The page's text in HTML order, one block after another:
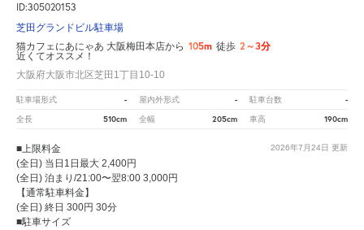
ID:305020153
芝田グランドビル駐車場
猫カフェにあにゃあ 大阪梅田本店から 105m 徒歩 2～3分
近くてオススメ！
大阪府大阪市北区芝田1丁目10-10
駐車場形式 - 屋内外形式 - 駐車台数 -
全長 510cm 全幅 205cm 車高 190cm
2026年7月24日 更新
■上限料金
(全日) 当日1日最大 2,400円
(全日) 泊まり/21:00〜翌8:00 3,000円
【通常駐車料金】
(全日) 終日 300円 30分
■駐車サイズ